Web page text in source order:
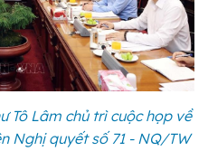
Tô Lâm chủ trì cuộc họp về
Nghị quyết số 71 - NQ/TW